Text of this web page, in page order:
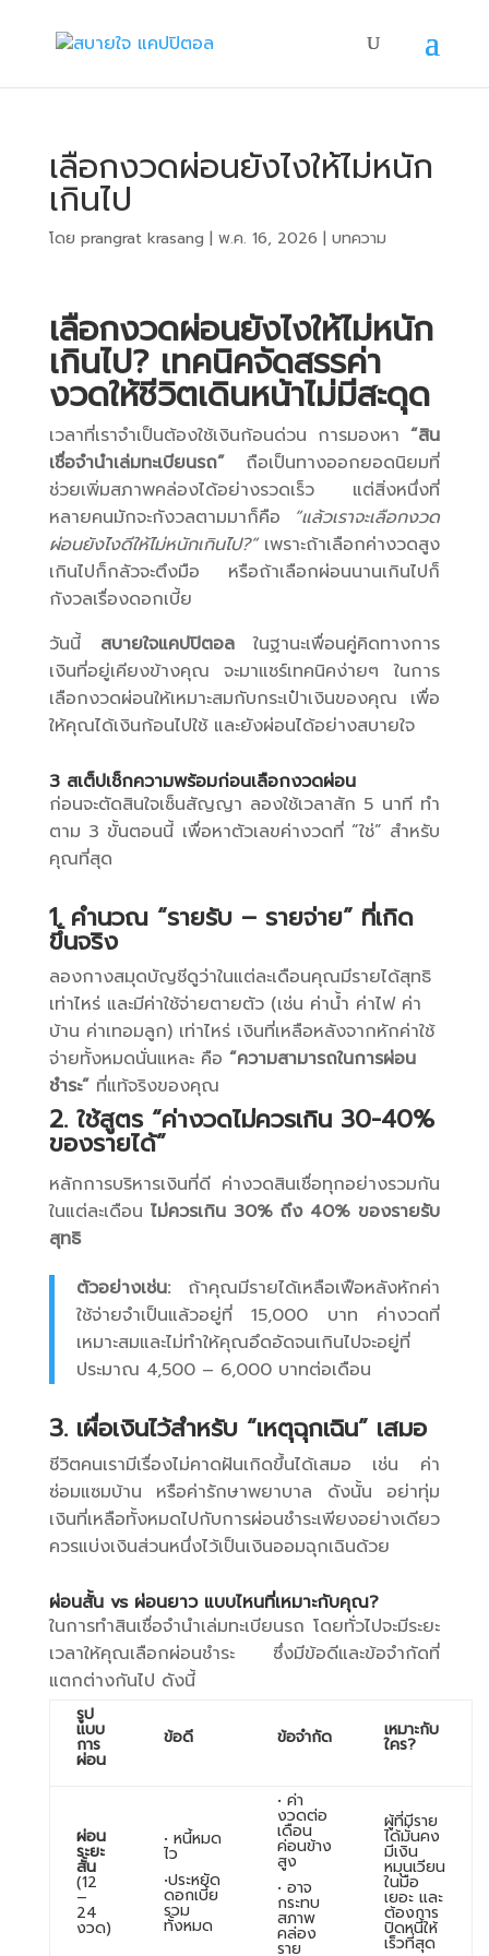
เลือกงวดผ่อนยังไงให้ไม่หนัก
เกินไป
โดย prangrat krasang | พ.ค. 16, 2026 | บทความ
เลือกงวดผ่อนยังไงให้ไม่หนัก
เกินไป? เทคนิคจัดสรรค่า
งวดให้ชีวิตเดินหน้าไม่มีสะดุด
เวลาที่เราจำเป็นต้องใช้เงินก้อนด่วน การมองหา“สิน
เชื่อจำนำเล่มทะเบียนรถ”ถือเป็นทางออกยอดนิยมที่
ช่วยเพิ่มสภาพคล่องได้อย่างรวดเร็ว แต่สิ่งหนึ่งที่
หลายคนมักจะกังวลตามมาก็คือ
“แล้วเราจะเลือกงวด
ผ่อนยังไงดีให้ไม่หนักเกินไป?”เพราะถ้าเลือกค่างวดสูง
เกินไปก็กลัวจะตึงมือ หรือถ้าเลือกผ่อนนานเกินไปก็
กังวลเรื่องดอกเบี้ย
วันนี้ สบายใจแคปปิตอลในฐานะเพื่อนคู่คิดทางการ
เงินที่อยู่เคียงข้างคุณ จะมาแชร์เทคนิคง่ายๆ ในการ
เลือกงวดผ่อนให้เหมาะสมกับกระเป๋าเงินของคุณ เพื่อ
ให้คุณได้เงินก้อนไปใช้ และยังผ่อนได้อย่างสบายใจ
3 สเต็ปเช็กความพร้อมก่อนเลือกงวดผ่อน
ก่อนจะตัดสินใจเซ็นสัญญา ลองใช้เวลาสัก 5 นาที ทำ
ตาม 3 ขั้นตอนนี้ เพื่อหาตัวเลขค่างวดที่ “ใช่” สำหรับ
คุณที่สุด
1. คำนวณ “รายรับ – รายจ่าย” ที่เกิด
ขึ้นจริง
ลองกางสมุดบัญชีดูว่าในแต่ละเดือนคุณมีรายได้สุทธิ
เท่าไหร่ และมีค่าใช้จ่ายตายตัว (เช่น ค่าน้ำ ค่าไฟ ค่า
บ้าน ค่าเทอมลูก) เท่าไหร่ เงินที่เหลือหลังจากหักค่าใช้
จ่ายทั้งหมดนั่นแหละ คือ “ความสามารถในการผ่อน
ชำระ”ที่แท้จริงของคุณ
2. ใช้สูตร “ค่างวดไม่ควรเกิน 30-40%
ของรายได้”
หลักการบริหารเงินที่ดี ค่างวดสินเชื่อทุกอย่างรวมกัน
ในแต่ละเดือน ไม่ควรเกิน 30% ถึง 40% ของรายรับ
สุทธิ
ตัวอย่างเช่น:ถ้าคุณมีรายได้เหลือเฟือหลังหักค่า
ใช้จ่ายจำเป็นแล้วอยู่ที่ 15,000 บาท ค่างวดที่
เหมาะสมและไม่ทำให้คุณอึดอัดจนเกินไปจะอยู่ที่
ประมาณ 4,500 – 6,000 บาทต่อเดือน
3. เผื่อเงินไว้สำหรับ “เหตุฉุกเฉิน” เสมอ
ชีวิตคนเรามีเรื่องไม่คาดฝันเกิดขึ้นได้เสมอ เช่น ค่า
ซ่อมแซมบ้าน หรือค่ารักษาพยาบาล ดังนั้น อย่าทุ่ม
เงินที่เหลือทั้งหมดไปกับการผ่อนชำระเพียงอย่างเดียว
ควรแบ่งเงินส่วนหนึ่งไว้เป็นเงินออมฉุกเฉินด้วย
ผ่อนสั้น vs ผ่อนยาว แบบไหนที่เหมาะกับคุณ?
ในการทำสินเชื่อจำนำเล่มทะเบียนรถ โดยทั่วไปจะมีระยะ
เวลาให้คุณเลือกผ่อนชำระ ซึ่งมีข้อดีและข้อจำกัดที่
แตกต่างกันไป ดังนี้
รูป
แบบ
การ
ผ่อน
ข้อดี ข้อจำกัด เหมาะกับ
ใคร?
ผ่อน
ระยะ
สั้น
(12
–
24
งวด)
• หนี้หมด
ไว
•ประหยัด
ดอกเบี้ย
รวม
ทั้งหมด
• ค่า
งวดต่อ
เดือน
ค่อนข้าง
สูง
• อาจ
กระทบ
สภาพ
คล่อง
ราย
ผู้ที่มีราย
ได้มั่นคง
มีเงิน
หมุนเวียน
ในมือ
เยอะ และ
ต้องการ
ปิดหนี้ให้
เร็วที่สุด